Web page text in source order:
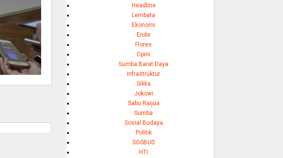
Headline
Lembata
Ekonomi
Ende
Flores
Opini
Sumba Barat Daya
Infrastruktur
Sikka
Jokowi
Sabu Raijua
Sumba
Sosial Budaya
Politik
SOSBUD
HTI